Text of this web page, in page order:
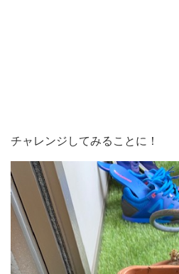
チャレンジしてみることに！